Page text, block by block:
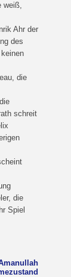
weiß,
Ahr der
des
die
schreit
die
Spiel